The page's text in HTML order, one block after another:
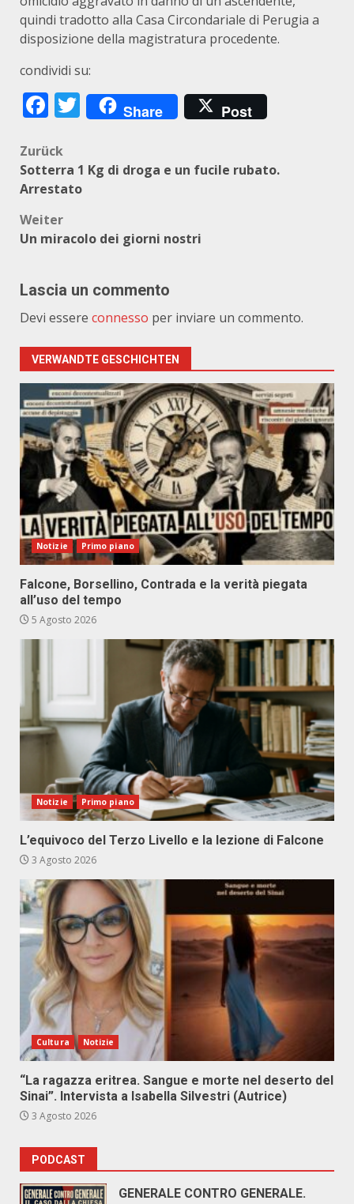
quindi tradotto alla Casa Circondariale di Perugia a
disposizione della magistratura procedente.
condividi su:
Facebook
Twitter
Share Post
Beitragsnavigation
Zurück
Sotterra 1 Kg di droga e un fucile rubato.
Arrestato
Weiter
Un miracolo dei giorni nostri
Lascia un commento
Devi essere connesso per inviare un commento.
VERWANDTE GESCHICHTEN
Notizie Primo piano
Falcone, Borsellino, Contrada e la verità piegata
all’uso del tempo
5 Agosto 2026
Notizie Primo piano
L’equivoco del Terzo Livello e la lezione di Falcone
3 Agosto 2026
Cultura Notizie
“La ragazza eritrea. Sangue e morte nel deserto del
Sinai”. Intervista a Isabella Silvestri (Autrice)
3 Agosto 2026
PODCAST
GENERALE CONTRO GENERALE.